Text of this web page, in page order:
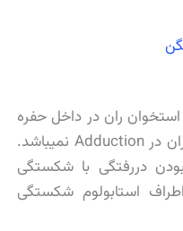
ران در داخل حفره
استابولوم نیست. البته استخوان ران در Adduction نمیباشد.
دررفتگی با شکستگی
استابولوم شکستگی